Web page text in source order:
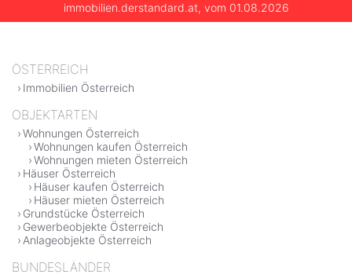
immobilien.derstandard.at, vom 01.08.2026
ÖSTERREICH
Immobilien Österreich
OBJEKTARTEN
Wohnungen Österreich
Wohnungen kaufen Österreich
Wohnungen mieten Österreich
Häuser Österreich
Häuser kaufen Österreich
Häuser mieten Österreich
Grundstücke Österreich
Gewerbeobjekte Österreich
Anlageobjekte Österreich
BUNDESLÄNDER